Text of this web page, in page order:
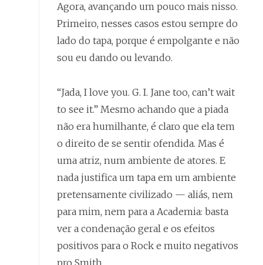
Agora, avançando um pouco mais nisso.
Primeiro, nesses casos estou sempre do
lado do tapa, porque é empolgante e não
sou eu dando ou levando.
“Jada, I love you. G. I. Jane too, can’t wait
to see it.” Mesmo achando que a piada
não era humilhante, é claro que ela tem
o direito de se sentir ofendida. Mas é
uma atriz, num ambiente de atores. E
nada justifica um tapa em um ambiente
pretensamente civilizado — aliás, nem
para mim, nem para a Academia: basta
ver a condenação geral e os efeitos
positivos para o Rock e muito negativos